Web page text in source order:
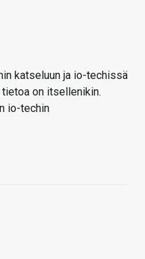
katseluun ja io-techissä
on itsellenikin.
io-techin